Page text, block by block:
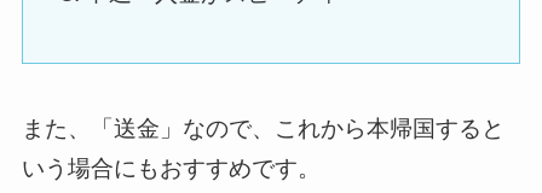
また、「送金」なので、これから本帰国すると
いう場合にもおすすめです。